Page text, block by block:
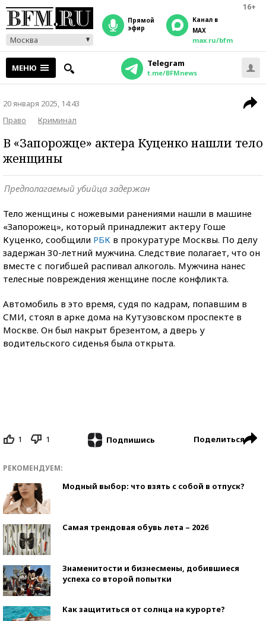
16+
Москва
прямой
эфир
Канал в
MAX
max.ru/bfm
МЕНЮ Telegram
t.me/BFMnews
20 января 2025, 14:43
Право
Криминал
В «Запорожце» актера Куценко нашли тело
женщины
Предполагаемый убийца задержан
Тело женщины с ножевыми ранениями нашли в машине
«Запорожец», который принадлежит актеру Гоше
Куценко, сообщили РБК в прокуратуре Москвы. По делу
задержан 30-летний мужчина. Следствие полагает, что он
вместе с погибшей распивал алкоголь. Мужчина нанес
телесные повреждения женщине после конфликта.
Автомобиль в это время, судя по кадрам, попавшим в
СМИ, стоял в арке дома на Кутузовском проспекте в
Москве. Он был накрыт брезентом, а дверь у
водительского сиденья была открыта.
1 1 Подпишись Поделиться
РЕКОМЕНДУЕМ:
Модный выбор: что взять с собой в отпуск?
Самая трендовая обувь лета – 2026
Знаменитости и бизнесмены, добившиеся
успеха со второй попытки
Как защититься от солнца на курорте?